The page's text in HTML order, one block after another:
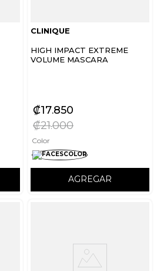
CLINIQUE
HIGH IMPACT EXTREME
VOLUME MASCARA
₡21000
₡17850
Color
AGREGAR